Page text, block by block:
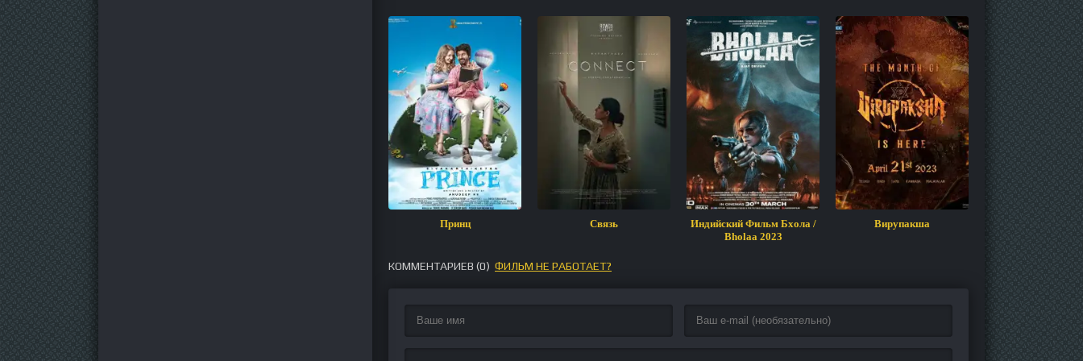
Принц Связь
Индийский Фильм Бхола /
Bholaa 2023
Вирупакша Ченгиз
КОММЕНТАРИЕВ (0) ФИЛЬМ НЕ РАБОТАЕТ?